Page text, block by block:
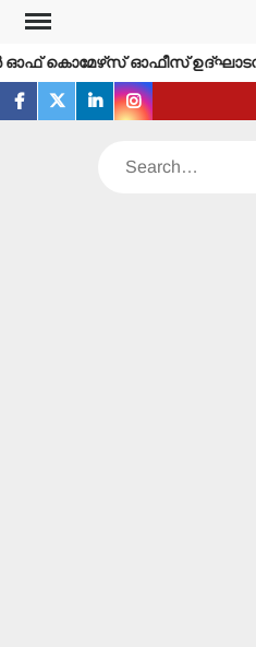
Skip
content
ഓഫ് കൊമേഴ്‌സ് ഓഫീസ്
facebook
twitterlinkedininstagram
Search